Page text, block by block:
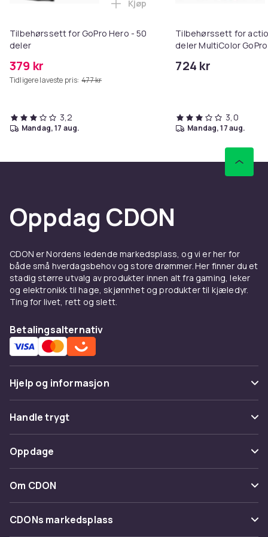
647
Artikkel nr.
2c053096-3e26-4561-8983-f8c4d1857406
Produktsikkerhetsinformasjon
Tilbehørssett for GoPro Hero - 50
deler
379 kr
Tidligere laveste pris: 477 kr
Legg Tilbehørssett for GoPro
Kjøp
3,2
mandag, 17 aug.
Tilbehørssett for
deler MultiColor
724 kr
3,0
mandag, 17 aug.
Oppdag CDON
CDON er Nordens ledende markedsplass, og vi er her for
både små hverdagsbehov og store drømmer. Her finner du et
stadig større utvalg av produkter innen alt fra gaming, leker
og elektronikk til hage, skjønnhet og produkter til kjæledyr.
Ting for livet, rett og slett.
Betalingsalternativ
Hjelp og informasjon
Vanlige spørsmål
Spor pakke
Angre & returner her
Kontakt oss
Handle trygt
Betaling
Levering
Tilbakekallinger
Oppdage
Kategorier
Varemerker
Om CDON
Om oss
CDONs markedsplass